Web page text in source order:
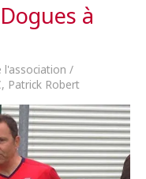
à
l'association /
, Patrick Robert